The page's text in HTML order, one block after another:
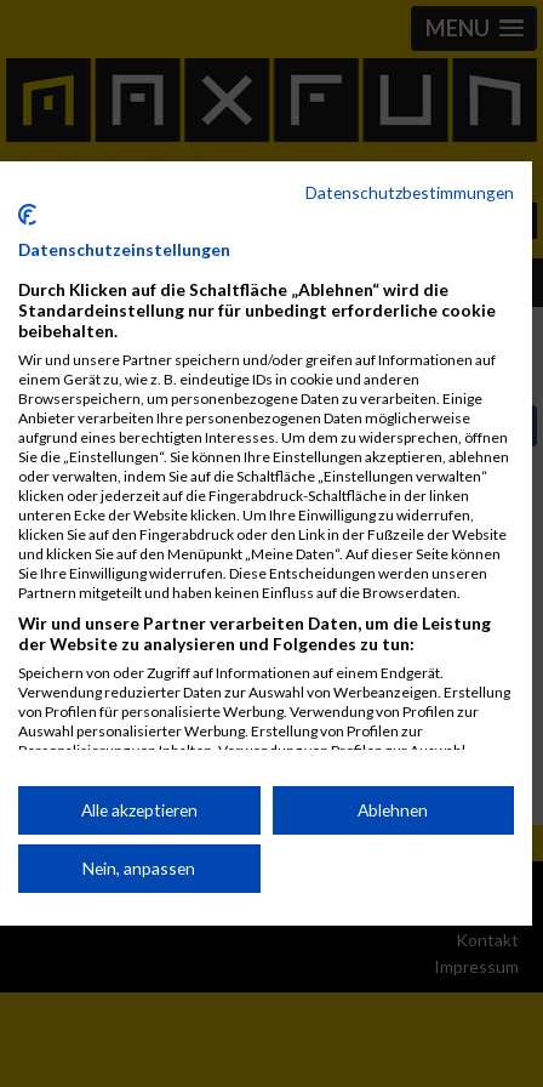
MENU
Album Icebug Swimrun
Fotos Video User Alben
Video auf Facebook teilen
In Kürze steht das Video zur Verfügung.
Kontakt
Impressum
Datenschutzbestimmungen
Datenschutzeinstellungen
Durch Klicken auf die Schaltfläche „Ablehnen“ wird die
Standardeinstellung nur für unbedingt erforderliche cookie
beibehalten.
Wir und unsere Partner speichern und/oder greifen auf Informationen auf
einem Gerät zu, wie z. B. eindeutige IDs in cookie und anderen
Browserspeichern, um personenbezogene Daten zu verarbeiten. Einige
Anbieter verarbeiten Ihre personenbezogenen Daten möglicherweise
aufgrund eines berechtigten Interesses. Um dem zu widersprechen, öffnen
Sie die „Einstellungen“. Sie können Ihre Einstellungen akzeptieren, ablehnen
oder verwalten, indem Sie auf die Schaltfläche „Einstellungen verwalten“
klicken oder jederzeit auf die Fingerabdruck-Schaltfläche in der linken
unteren Ecke der Website klicken. Um Ihre Einwilligung zu widerrufen,
klicken Sie auf den Fingerabdruck oder den Link in der Fußzeile der Website
und klicken Sie auf den Menüpunkt „Meine Daten“. Auf dieser Seite können
Sie Ihre Einwilligung widerrufen. Diese Entscheidungen werden unseren
Partnern mitgeteilt und haben keinen Einfluss auf die Browserdaten.
Wir und unsere Partner verarbeiten Daten, um die Leistung
der Website zu analysieren und Folgendes zu tun:
Speichern von oder Zugriff auf Informationen auf einem Endgerät.
Verwendung reduzierter Daten zur Auswahl von Werbeanzeigen. Erstellung
von Profilen für personalisierte Werbung. Verwendung von Profilen zur
Auswahl personalisierter Werbung. Erstellung von Profilen zur
Personalisierung von Inhalten. Verwendung von Profilen zur Auswahl
Performance von Inhalten. Analyse von Zielgruppen durch Statistiken oder
Kombinationen von Daten aus verschiedenen Quellen. Entwicklung und
von Inhalten.
Daten können außerhalb der Europäischen Union weitergegeben und in die
Alle akzeptieren Ablehnen
Nein, anpassen